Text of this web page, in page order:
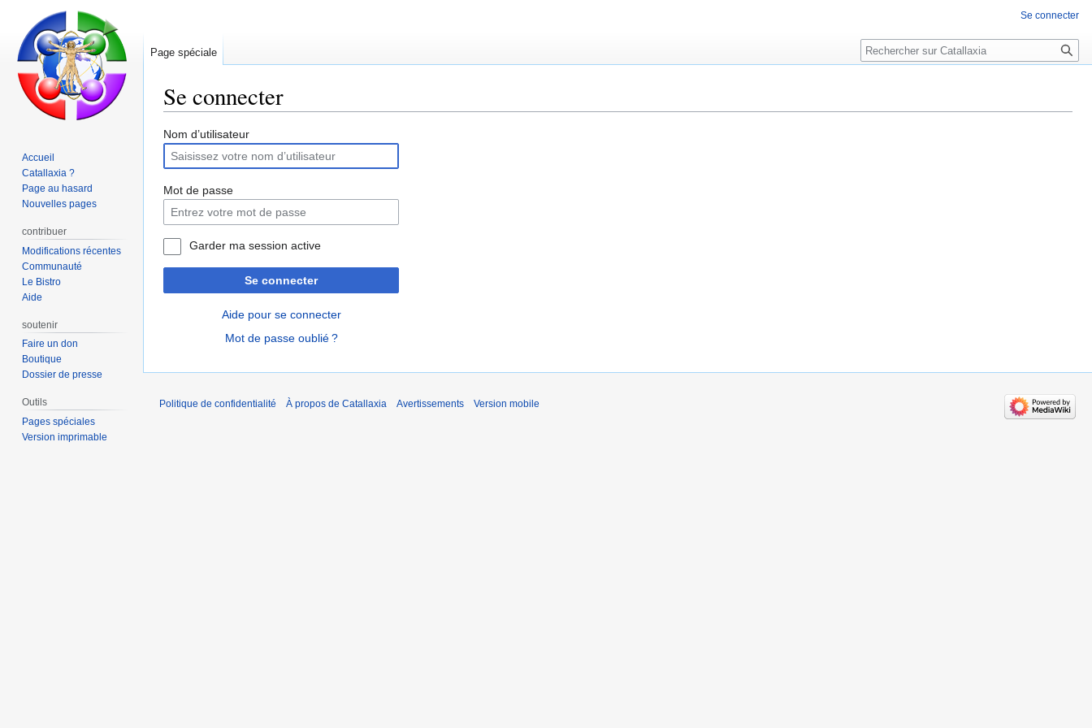
Se connecter
Aller
la
navigation
Aller
la
recherche
Nom d’utilisateur
Mot de passe
Garder ma session active
Se connecter
Aide pour se connecter
Mot de passe oublié ?
Se connecter
Page spéciale Rechercher
Accueil
Catallaxia ?
Page au hasard
Nouvelles pages
contribuer
Modifications récentes
Communauté
Le Bistro
Aide
soutenir
Faire un don
Boutique
Dossier de presse
Outils
Pages spéciales
Version imprimable
Politique de confidentialité À propos de Catallaxia Avertissements Version mobile